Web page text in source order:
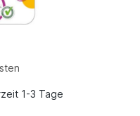
1-3 Tage